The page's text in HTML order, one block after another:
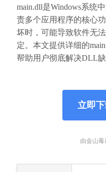
main.dll是Windows系统
责多个应用程序的核心
坏时，可能导致软件无
定。本文提供详细的
帮助用户彻底解决DLL缺
立即
由金山毒